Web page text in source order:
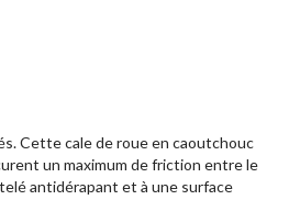
Cette cale de roue en caoutchouc
un maximum de friction entre le
antidérapant et à une surface